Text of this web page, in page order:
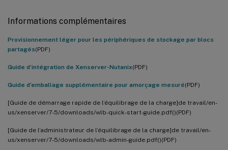
Informations complémentaires
Provisionnement léger pour les périphériques de stockage par blocs
partagés(PDF)
Guide d’intégration de Xenserver-Nutanix(PDF)
Guide d’emballage supplémentaire pour amorçage mesuré(PDF)
[Guide de démarrage rapide de l’équilibrage de la charge]de travail/en-
us/xenserver/7-5/downloads/wlb-quick-start-guide.pdf()(PDF)
[Guide de l’administrateur de l’équilibrage de la charge]de travail/en-
us/xenserver/7-5/downloads/wlb-admin-guide.pdf()(PDF)